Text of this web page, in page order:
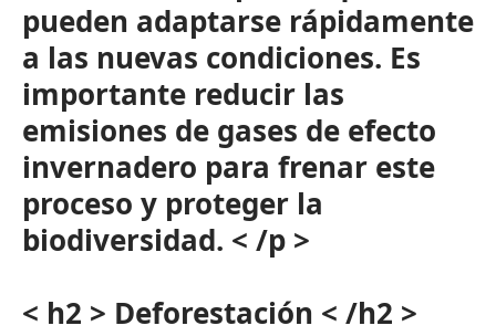
pueden adaptarse rápidamente
a las nuevas condiciones. Es
importante reducir las
emisiones de gases de efecto
invernadero para frenar este
proceso y proteger la
biodiversidad. < /p >
< h2 > Deforestación < /h2 >